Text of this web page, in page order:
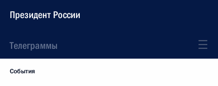
Президент России
Телеграммы
События